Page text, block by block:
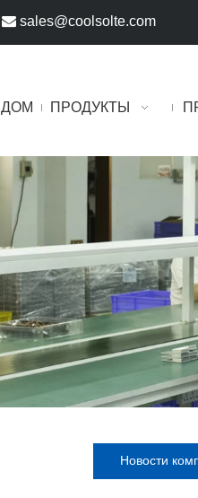
 sales@coolsolte.com
ДОМ ПРОДУКТЫ
Новости